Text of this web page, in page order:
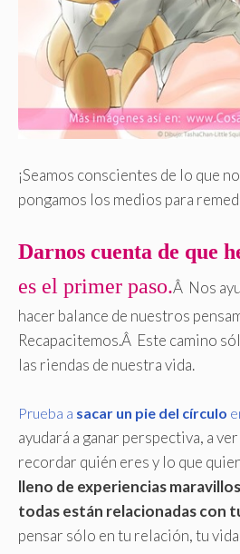
¡Seamos conscientes de lo que
pongamos los medios para
Darnos cuenta de que
es el primer paso.Â Nos
hacer balance de nuestros
Recapacitemos.Â Este camino
las riendas de nuestra vida.
Prueba a sacar un pie del círculo
ayudará a ganar perspectiva, a
recordar quién eres y lo que
lleno de experiencias
todas están relacionadas con
pensar sólo en tu relación, tu